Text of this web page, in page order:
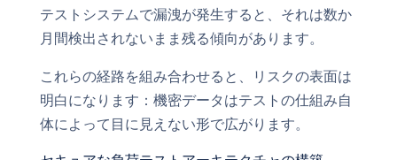
テストシステムで漏洩が発生すると、それは数か
月間検出されないまま残る傾向があります。
これらの経路を組み合わせると、リスクの表面は
明白になります：機密データはテストの仕組み自
体によって目に見えない形で広がります。